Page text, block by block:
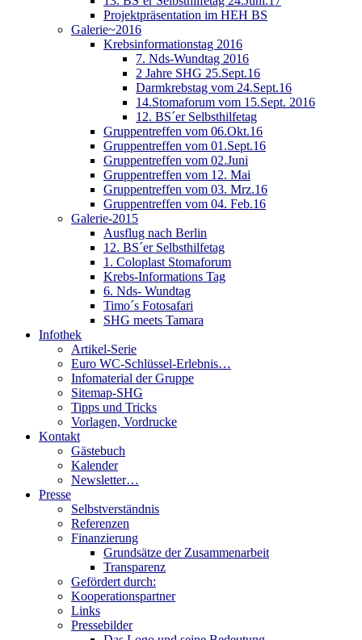
Projektpräsentation im HEH BS
Galerie~2016
Krebsinformationstag 2016
7. Nds-Wundtag 2016
2 Jahre SHG 25.Sept.16
Darmkrebstag vom 24.Sept.16
14.Stomaforum vom 15.Sept. 2016
12. BS´er Selbsthilfetag
Gruppentreffen vom 06.Okt.16
Gruppentreffen vom 01.Sept.16
Gruppentreffen vom 02.Juni
Gruppentreffen vom 12. Mai
Gruppentreffen vom 03. Mrz.16
Gruppentreffen vom 04. Feb.16
Galerie-2015
Ausflug nach Berlin
12. BS´er Selbsthilfetag
1. Coloplast Stomaforum
Krebs-Informations Tag
6. Nds- Wundtag
Timo´s Fotosafari
SHG meets Tamara
Infothek
Artikel-Serie
Euro WC-Schlüssel-Erlebnis…
Infomaterial der Gruppe
Sitemap-SHG
Tipps und Tricks
Vorlagen, Vordrucke
Kontakt
Gästebuch
Kalender
Newsletter…
Presse
Selbstverständnis
Referenzen
Finanzierung
Grundsätze der Zusammenarbeit
Transparenz
Gefördert durch:
Kooperationspartner
Links
Pressebilder